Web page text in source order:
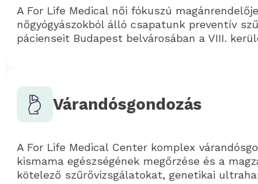
A For Life Medical női fókuszú
nőgyógyászokból álló csapatunk preventív
pácienseit Budapest belvárosában a VIII.
Várandósgondozás
A For Life Medical Center komplex
kismama egészségének megőrzése és a
kötelező szűrővizsgálatokat, genetikai